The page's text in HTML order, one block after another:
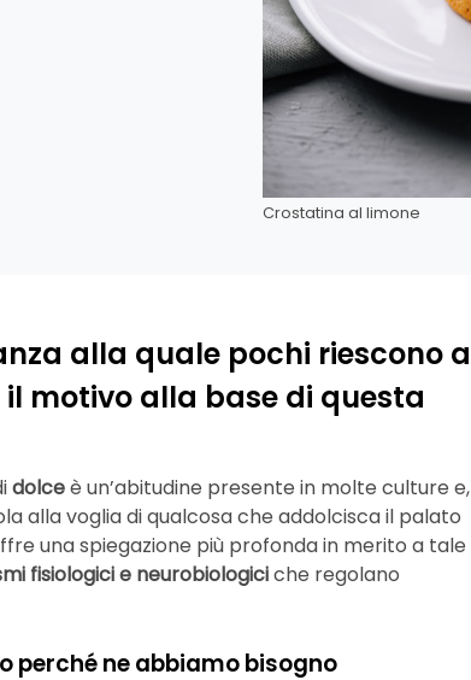
Crostatina al limone
alla quale pochi riescono a
motivo alla base di questa
dolceè un’abitudine presente in molte culture e,
alla voglia di qualcosa che addolcisca il palato
una spiegazione più profonda in merito a tale
fisiologici e neurobiologiciche regolano
perché ne abbiamo bisogno